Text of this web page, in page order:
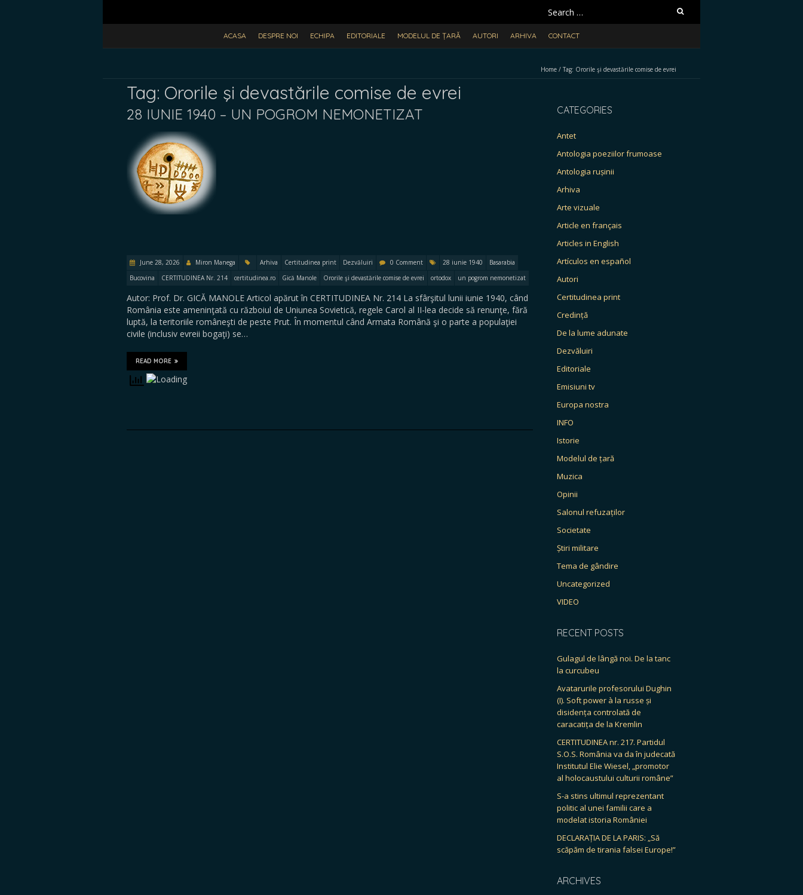
Search
for:
ACASA DESPRE NOI ECHIPA EDITORIALE MODELUL DE ȚARĂ AUTORI ARHIVA CONTACT
Home / Tag: Ororile şi devastările comise de evrei
Tag: Ororile şi devastările comise de evrei
28 IUNIE 1940 – UN POGROM NEMONETIZAT
June 28, 2026 Miron Manega Arhiva Certitudinea print Dezvăluiri 0 Comment 28 iunie 1940
Basarabia
Bucovina
CERTITUDINEA Nr. 214 certitudinea.ro Gică Manole Ororile şi devastările comise de evrei ortodox un pogrom nemonetizat
Autor: Prof. Dr. GICĂ MANOLE Articol apărut în CERTITUDINEA Nr. 214 La sfârşitul lunii iunie 1940, când
România este ameninţată cu războiul de Uniunea Sovietică, regele Carol al II-lea decide să renunţe, fără
luptă, la teritoriile româneşti de peste Prut. În momentul când Armata Română şi o parte a populaţiei
civile (inclusiv evreii bogaţi) se…
READ MORE
CATEGORIES
Antet
Antologia poeziilor frumoase
Antologia rușinii
Arhiva
Arte vizuale
Article en français
Articles in English
Artículos en español
Autori
Certitudinea print
Credință
De la lume adunate
Dezvăluiri
Editoriale
Emisiuni tv
Europa nostra
INFO
Istorie
Modelul de țară
Muzica
Opinii
Salonul refuzaților
Societate
Știri militare
Tema de gândire
Uncategorized
VIDEO
RECENT POSTS
Gulagul de lângă noi. De la tanc
la curcubeu
Avatarurile profesorului Dughin
(I). Soft power à la russe și
disidența controlată de
caracatița de la Kremlin
CERTITUDINEA nr. 217. Partidul
S.O.S. România va da în judecată
Institutul Elie Wiesel, „promotor
al holocaustului culturii române”
S-a stins ultimul reprezentant
politic al unei familii care a
modelat istoria României
DECLARAȚIA DE LA PARIS: „Să
scăpăm de tirania falsei Europe!”
ARCHIVES